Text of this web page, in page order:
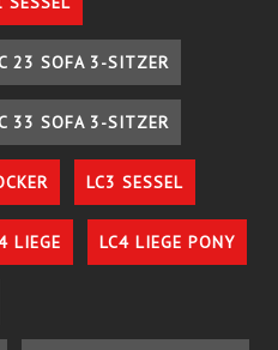
23 SOFA 3-SITZER
33 SOFA 3-SITZER
LC3 SESSEL
LIEGE LC4 LIEGE PONY